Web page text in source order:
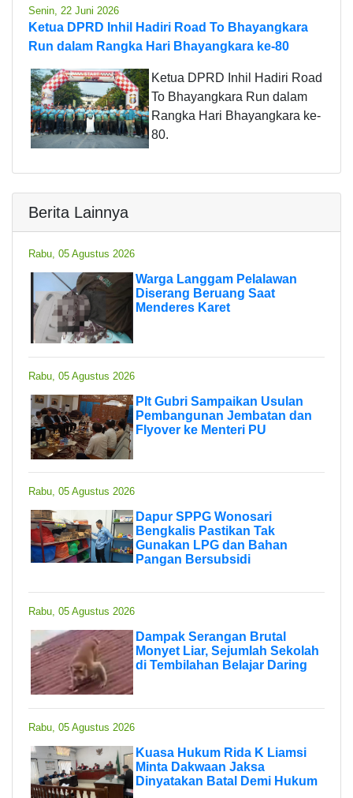
Senin, 22 Juni 2026
Ketua DPRD Inhil Hadiri Road To Bhayangkara
Run dalam Rangka Hari Bhayangkara ke-80
Ketua DPRD Inhil Hadiri Road
To Bhayangkara Run dalam
Rangka Hari Bhayangkara ke-
80.
Berita Lainnya
Rabu, 05 Agustus 2026
Warga Langgam Pelalawan
Diserang Beruang Saat
Menderes Karet
Rabu, 05 Agustus 2026
Plt Gubri Sampaikan Usulan
Pembangunan Jembatan dan
Flyover ke Menteri PU
Rabu, 05 Agustus 2026
Dapur SPPG Wonosari
Bengkalis Pastikan Tak
Gunakan LPG dan Bahan
Pangan Bersubsidi
Rabu, 05 Agustus 2026
Dampak Serangan Brutal
Monyet Liar, Sejumlah Sekolah
di Tembilahan Belajar Daring
Rabu, 05 Agustus 2026
Kuasa Hukum Rida K Liamsi
Minta Dakwaan Jaksa
Dinyatakan Batal Demi Hukum